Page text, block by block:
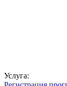
Услуга: